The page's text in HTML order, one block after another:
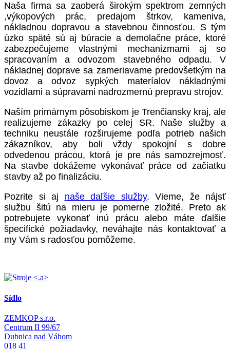
Naša firma sa zaoberá širokým spektrom zemných
,výkopových prác, predajom štrkov, kameniva,
nákladnou dopravou a stavebnou činnosťou. S tým
úzko späté sú aj búracie a demolačne práce, ktoré
zabezpečujeme vlastnými mechanizmami aj so
spracovaním a odvozom stavebného odpadu. V
nákladnej doprave sa zameriavame predovšetkým na
dovoz a odvoz sypkých materíalov nákladnými
vozidlami a súpravami nadrozmernú prepravu strojov.
Naším primárnym pôsobiskom je Trenčiansky kraj, ale
realizujeme zákazky po celej SR. Naše služby a
techniku neustále rozširujeme podľa potrieb našich
zákazníkov, aby boli vždy spokojní s dobre
odvedenou prácou, ktorá je pre nás samozrejmosť.
Na stavbe dokážeme vykonávať práce od začiatku
stavby až po finalizáciu.
Pozrite si aj naše daľšie služby. Vieme, že nájsť
službu šitú na mieru je pomerne zložité. Preto ak
potrebujete vykonať inú prácu alebo máte ďalšie
špecifické požiadavky, neváhajte nás kontaktovať a
my Vám s radosťou pomôžeme.
<.a>
Sídlo
ZEMKOP s.r.o.
Centrum II 99/67
Dubnica nad Váhom
018 41